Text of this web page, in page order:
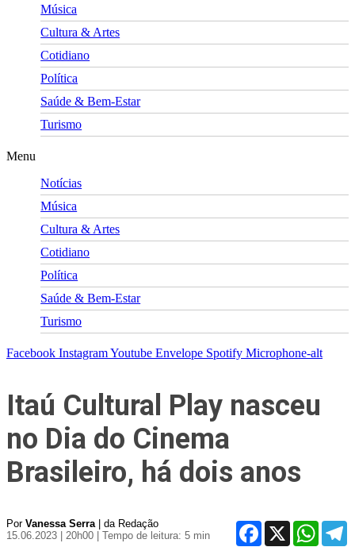
Música
Cultura & Artes
Cotidiano
Política
Saúde & Bem-Estar
Turismo
Menu
Notícias
Música
Cultura & Artes
Cotidiano
Política
Saúde & Bem-Estar
Turismo
Facebook InstagramYoutube Envelope Spotify Microphone-alt
Itaú Cultural Play nasceu
no Dia do Cinema
Brasileiro, há dois anos
Por Vanessa Serra| da Redação
15.06.2023 | 20h00
| Tempo de leitura: 5 min
Facebook
X